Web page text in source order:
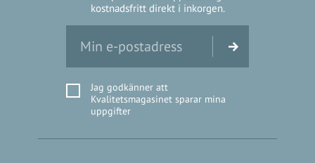
kostnadsfritt direkt i inkorgen.
Jag godkänner att
Kvalitetsmagasinet sparar mina
uppgifter